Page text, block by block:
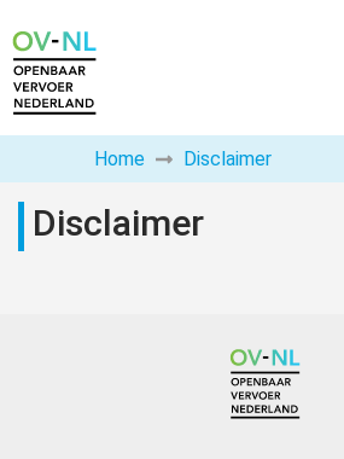
Home Disclaimer
Disclaimer